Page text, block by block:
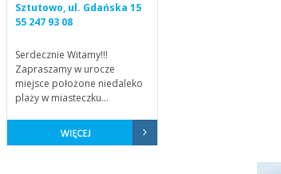
Sztutowo, ul. Gdańska 15
55 247 93 08
Serdecznie Witamy!!!
Zapraszamy w urocze
miejsce położone niedaleko
plaży w miasteczku...